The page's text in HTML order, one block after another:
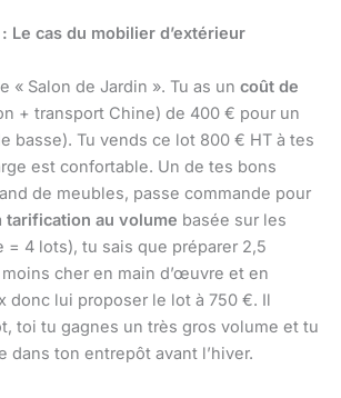
Le cas du mobilier d’extérieur
« Salon de Jardin ». Tu as un coût de
+ transport Chine) de 400 € pour un
basse). Tu vends ce lot 800 € HT à tes
est confortable. Un de tes bons
de meubles, passe commande pour
tarification au volume basée sur les
= 4 lots), tu sais que préparer 2,5
cher en main d’œuvre et en
donc lui proposer le lot à 750 €. Il
toi tu gagnes un très gros volume et tu
dans ton entrepôt avant l’hiver.